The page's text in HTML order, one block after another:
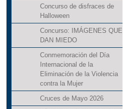
Concurso de disfraces de
Halloween
Concurso: IMÁGENES QUE
DAN MIEDO
Conmemoración del Día
Internacional de la
Eliminación de la Violencia
contra la Mujer
Cruces de Mayo 2026